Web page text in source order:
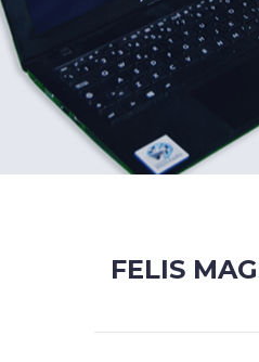
FELIS